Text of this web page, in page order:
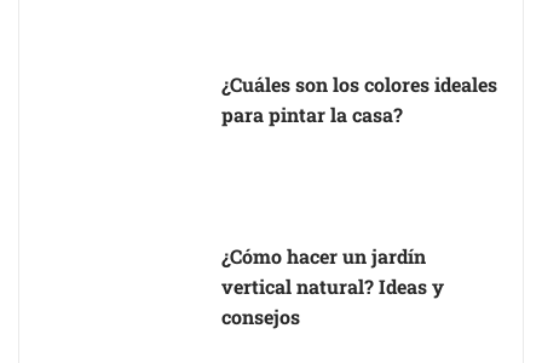
¿Cuáles son los colores ideales
para pintar la casa?
¿Cómo hacer un jardín
vertical natural? Ideas y
consejos